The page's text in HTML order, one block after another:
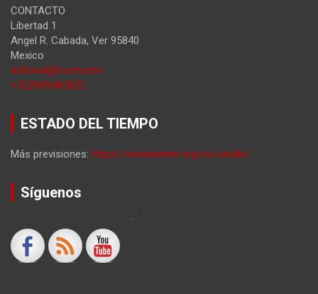
CONTACTO
Libertad 1
Angel R. Cabada, Ver 95840
Mexico
editorial@ncstv.info
+522849460822
ESTADO DEL TIEMPO
Más previsiones: https://oneweather.org/es/seville/
Síguenos